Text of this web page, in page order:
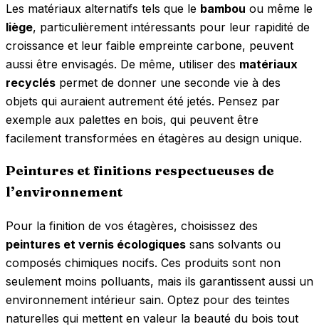
Les matériaux alternatifs tels que le bambou ou même le
liège, particulièrement intéressants pour leur rapidité de
croissance et leur faible empreinte carbone, peuvent
aussi être envisagés. De même, utiliser des matériaux
recyclés permet de donner une seconde vie à des
objets qui auraient autrement été jetés. Pensez par
exemple aux palettes en bois, qui peuvent être
facilement transformées en étagères au design unique.
Peintures et finitions respectueuses de
l’environnement
Pour la finition de vos étagères, choisissez des
peintures et vernis écologiques sans solvants ou
composés chimiques nocifs. Ces produits sont non
seulement moins polluants, mais ils garantissent aussi un
environnement intérieur sain. Optez pour des teintes
naturelles qui mettent en valeur la beauté du bois tout